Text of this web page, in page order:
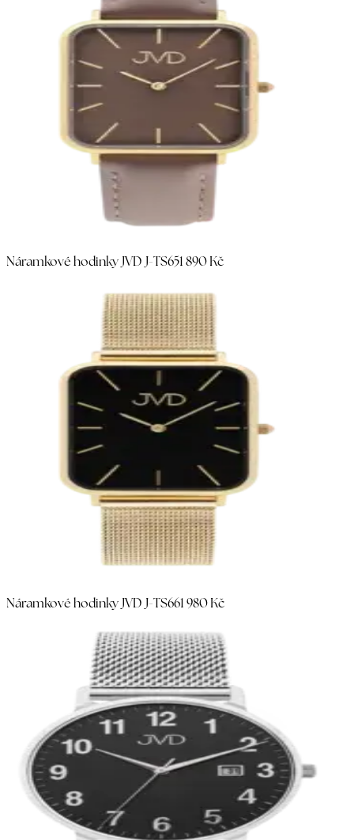
Náramkové hodinky JVD J-TS651 890 Kč
Náramkové hodinky JVD J-TS661 980 Kč